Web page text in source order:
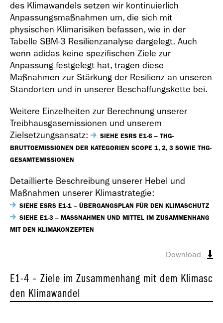
Geschäfts­bericht
2018
Geschäfts­bericht
2017
des Klimawandels setzen wir kontinuierlich
Anpassungsmaßnahmen um, die sich mit
physischen Klimarisiken befassen, wie in der
Tabelle SBM-3 Resilienzanalyse dargelegt. Auch
wenn adidas keine spezifischen Ziele zur
Anpassung festgelegt hat, tragen diese
Maßnahmen zur Stärkung der Resilienz an unseren
Standorten und in unserer Beschaffungskette bei.
Weitere Einzelheiten zur Berechnung unserer
Treibhausgasemissionen und unserem
Zielsetzungsansatz:
SIEHE ESRS E1-6 – THG-
BRUTTOEMISSIONEN DER KATEGORIEN SCOPE 1, 2, 3 SOWIE THG-
GESAMTEMISSIONEN
Detaillierte Beschreibung unserer Hebel und
Maßnahmen unserer Klimastrategie:
SIEHE ESRS E1-1 – ÜBERGANGSPLAN FÜR DEN KLIMASCHUTZ
SIEHE E1-3 – MASSNAHMEN UND MITTEL IM ZUSAMMENHANG
MIT DEN KLIMAKONZEPTEN
Download
E1-4 – Ziele im Zusammenhang mit dem
den Klimawandel